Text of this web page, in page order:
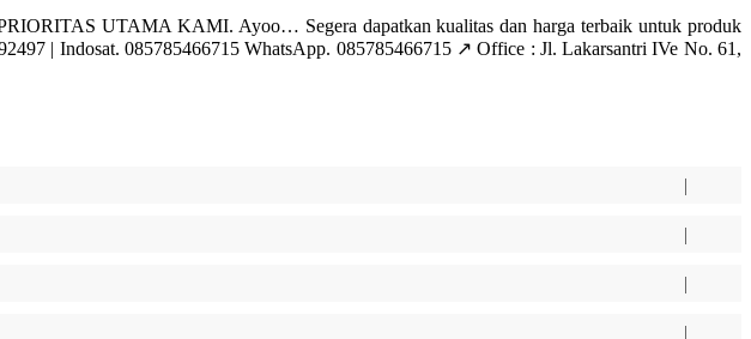
UTAMA KAMI. Ayoo… Segera dapatkan kualitas dan harga terbaik untuk produk
| Indosat. 085785466715 WhatsApp. 085785466715 ↗️ Office : Jl. Lakarsantri IVe No. 61,